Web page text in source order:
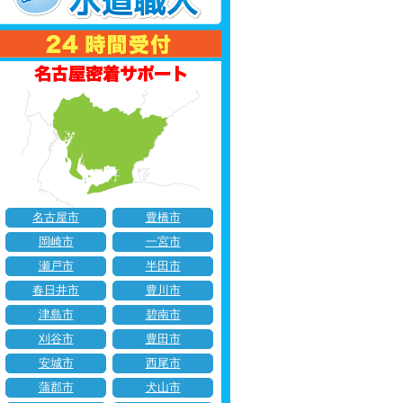
名古屋市
豊橋市
岡崎市
一宮市
瀬戸市
半田市
春日井市
豊川市
津島市
碧南市
刈谷市
豊田市
安城市
西尾市
蒲郡市
犬山市